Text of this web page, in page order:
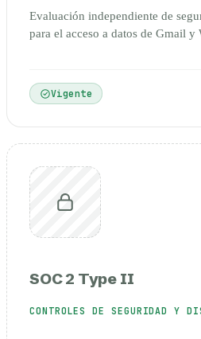
Evaluación independiente de
para el acceso a datos de Gmail y
Vigente
SOC 2 Type II
CONTROLES DE SEGURIDAD Y